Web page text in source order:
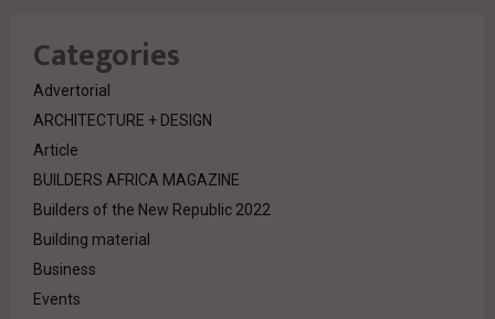
Categories
Advertorial
ARCHITECTURE + DESIGN
Article
BUILDERS AFRICA MAGAZINE
Builders of the New Republic 2022
Building material
Business
Events